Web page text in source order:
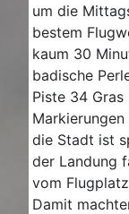
um die
bestem
kaum 30
badische
Piste 34
die Stadt ist
der Landung
vom
Damit